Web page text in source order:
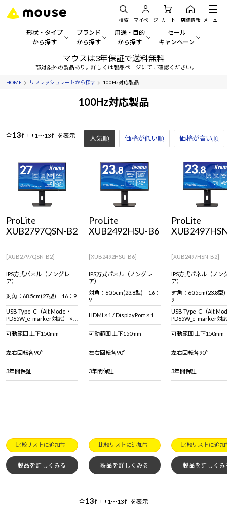
検索 マイページ カート 店舗情報 メニュー
形状・タイプ
から探す
形状・タイプから探す をすべてみる
デスクトップPC
タブレット
ワークステーション
ディスプレイ
Windows 11 | Copilot+ PC
ブランド
から探す
mouse
G TUNE
NEXTGEAR
DAIV
Copilot+ PC
用途・目的
から探す
一般向けパソコン
ゲーミングPC・ゲーム向けパソコン
クリエイティブ向け
ビジネス向けパソコン
スペック/パーツ別
AIおすすめパソコン
Windows 11 |Copilot+ PC
セール
キャンペーン
セール・キャンペー
すべて新品の旧モデル製品
今イチオシのパソコンをピ
Windows 11|Copilot+ PC
マウスは3年保証で送料無料
一部対象外の製品あり。詳しくは製品ページにてご確認ください。
HOME リフレッシュレートから探す 100Hz対応製品
100Hz対応製品
全13件中 1～13件を表示 人気順 価格が低い順 価格が高い順
ProLite
XUB2797QSN-B2
[XUB2797QSN-B2]
IPS方式パネル（ノングレ
ア）
対角：68.5cm(27型) 16：9
USB Type-C（Alt Mode・
PD65W_e-marker対応） × 1
／ HDMI × 1 ／ DisplayPort ×
1
可動範囲 上下150mm
左右回転各90°
3年間保証
比較リストに追加
製品を詳しくみる
ProLite
XUB2492HSU-B6
[XUB2492HSU-B6]
IPS方式パネル（ノングレ
ア）
対角：60.5cm(23.8型) 16：
9
HDMI × 1 / DisplayPort × 1
可動範囲 上下150mm
左右回転各90°
3年間保証
比較リストに追加
製品を詳しくみる
ProLite
[XUB2497HSN-B2]
IPS方式パネル（ノン
ア）
対角：60.5cm(23.8
9
USB Type-C（Alt
PD65W_e-marker対
／ HDMI × 1 ／ DisplayPort ×
1
可動範囲 上下150mm
左右回転各90°
3年間保証
比較リストに追加
製品を詳しくみ
全13件中 1～13件を表示